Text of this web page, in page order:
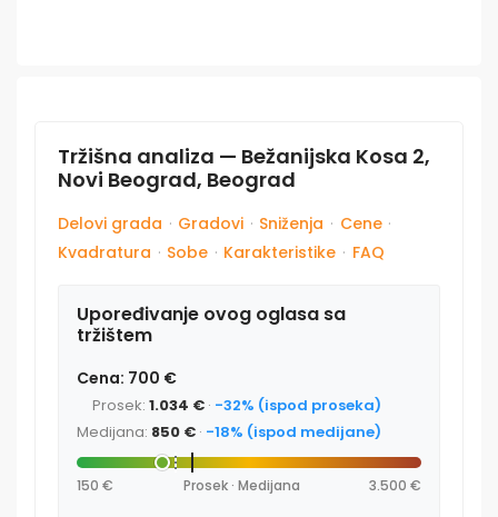
Tržišna analiza — Bežanijska Kosa 2,
Novi Beograd, Beograd
Delovi grada · Gradovi · Sniženja · Cene ·
Kvadratura · Sobe · Karakteristike · FAQ
Upoređivanje ovog oglasa sa
tržištem
Cena: 700 €
Prosek: 1.034 € · -32% (ispod proseka)
Medijana: 850 € · -18% (ispod medijane)
150 € Prosek · Medijana 3.500 €